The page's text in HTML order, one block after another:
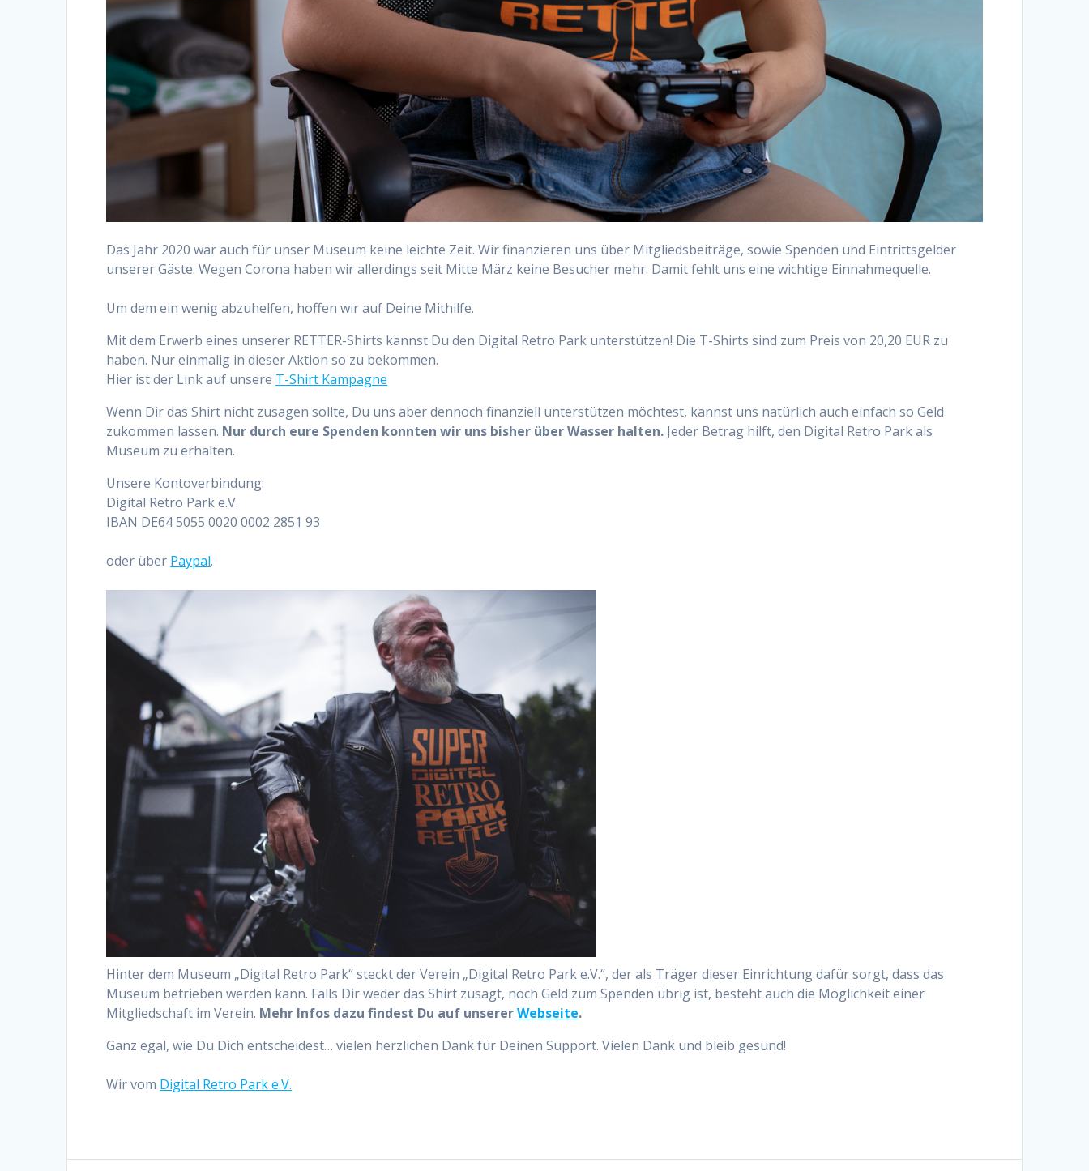
Das Jahr 2020 war auch für unser Museum keine leichte Zeit. Wir finanzieren uns über Mitgliedsbeiträge, sowie Spenden und Eintrittsgelder
unserer Gäste. Wegen Corona haben wir allerdings seit Mitte März keine Besucher mehr. Damit fehlt uns eine wichtige Einnahmequelle.
Um dem ein wenig abzuhelfen, hoffen wir auf Deine Mithilfe.
Mit dem Erwerb eines unserer RETTER-Shirts kannst Du den Digital Retro Park unterstützen! Die T-Shirts sind zum Preis von 20,20 EUR zu
haben. Nur einmalig in dieser Aktion so zu bekommen.
Hier ist der Link auf unsere T-Shirt Kampagne
Wenn Dir das Shirt nicht zusagen sollte, Du uns aber dennoch finanziell unterstützen möchtest, kannst uns natürlich auch einfach so Geld
zukommen lassen. Nur durch eure Spenden konnten wir uns bisher über Wasser halten. Jeder Betrag hilft, den Digital Retro Park als
Museum zu erhalten.
Unsere Kontoverbindung:
Digital Retro Park e.V.
IBAN DE64 5055 0020 0002 2851 93
oder über Paypal.
Hinter dem Museum „Digital Retro Park“ steckt der Verein „Digital Retro Park e.V.“, der als Träger dieser Einrichtung dafür sorgt, dass das
Museum betrieben werden kann. Falls Dir weder das Shirt zusagt, noch Geld zum Spenden übrig ist, besteht auch die Möglichkeit einer
Mitgliedschaft im Verein. Mehr Infos dazu findest Du auf unsererWebseite.
Ganz egal, wie Du Dich entscheidest… vielen herzlichen Dank für Deinen Support. Vielen Dank und bleib gesund!
Wir vom Digital Retro Park e.V.